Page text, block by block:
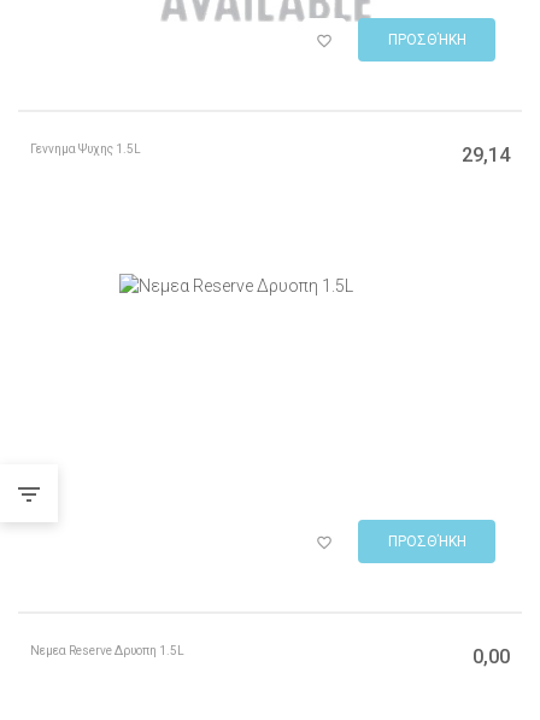
ΠΡΟΣΘΉΚΗ
Γεννημα Ψυχης 1.5L 29,14
ΠΡΟΣΘΉΚΗ
Νεμεα Reserve Δρυοπη 1.5L 0,00